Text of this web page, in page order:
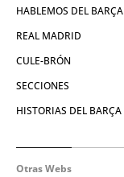
HABLEMOS DEL BARÇA
REAL MADRID
CULE-BRÓN
SECCIONES
HISTORIAS DEL BARÇA
Otras Webs